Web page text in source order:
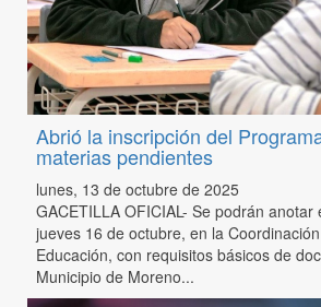
Abrió la inscripción del
materias pendientes
lunes, 13 de octubre de 2025
GACETILLA OFICIAL- Se podrán anotar
jueves 16 de octubre, en la
Educación, con requisitos básicos de
Municipio de Moreno...